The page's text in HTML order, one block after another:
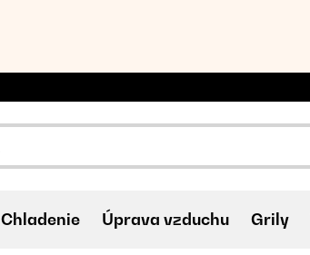
Chladenie Úprava vzduchu Grily